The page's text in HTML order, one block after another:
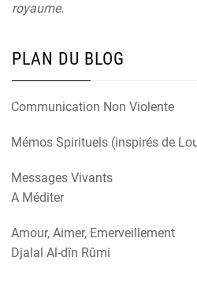
royaume.
PLAN DU BLOG
Communication Non Violente
Mémos Spirituels (inspirés de
Messages Vivants
A Méditer
Amour, Aimer, Emerveillement
Djalal Al-dîn Rûmi